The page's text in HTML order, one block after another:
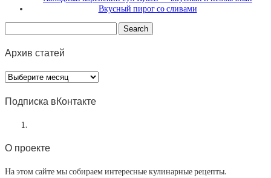
Вкусный пирог со сливами
Архив статей
Архив
статей
Подписка вКонтакте
О проекте
На этом сайте мы собираем интересные кулинарные рецепты.